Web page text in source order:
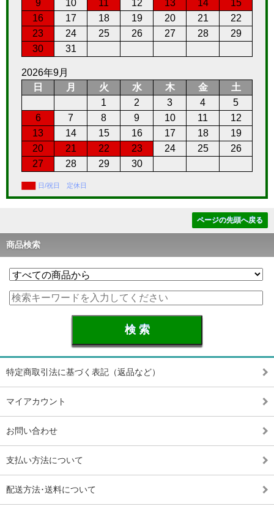
9
10 11 12 13 14
15
16
17 18 19 20 21
22
23
24 25 26 27 28
29
30
31
2026年9月
日
月 火 水 木 金
土
1
2 3 4
5
6
7 8 9 10 11
12
13
14 15 16 17 18
19
20
21 22 23 24 25
26
27
28 29 30
日/祝日 定休日
ページの先頭へ戻る
商品検索
特定商取引法に基づく表記（返品など）
マイアカウント
お問い合わせ
支払い方法について
配送方法･送料について